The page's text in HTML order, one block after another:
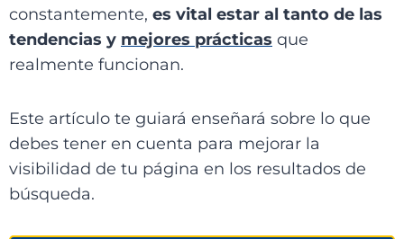
constantemente, es vital estar al tanto de las
tendencias y mejores prácticas que
realmente funcionan.
Este artículo te guiará enseñará sobre lo que
debes tener en cuenta para mejorar la
visibilidad de tu página en los resultados de
búsqueda.